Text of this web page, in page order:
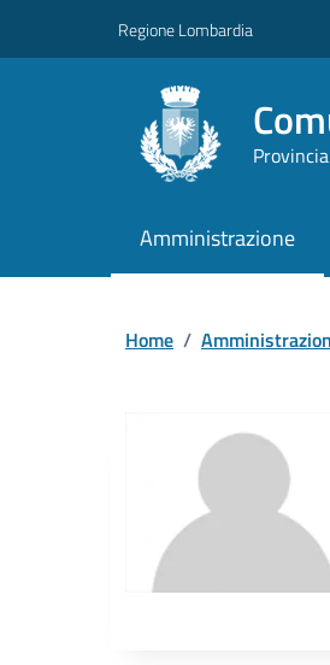
Regione Lombardia
Amministrazione
Home /